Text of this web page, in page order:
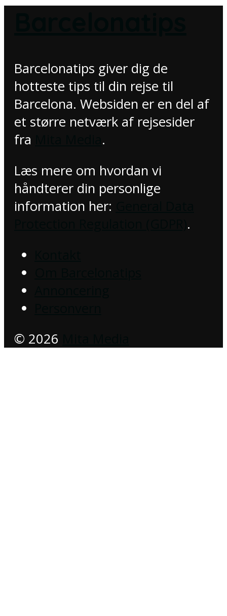
Barcelonatips giver dig de
hotteste tips til din rejse til
Barcelona. Websiden er en del af
et større netværk af rejsesider
fra
.
Læs mere om hvordan vi
håndterer din personlige
information her:
.
© 2026